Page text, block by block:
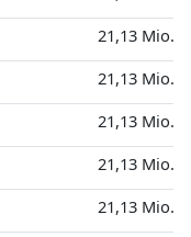
21,13 Mio.
21,13 Mio.
21,13 Mio.
21,13 Mio.
21,13 Mio.